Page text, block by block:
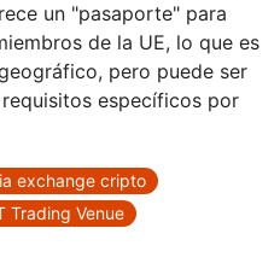
un "pasaporte" para
de la UE, lo que es
pero puede ser
específicos por
exchange cripto
Trading Venue